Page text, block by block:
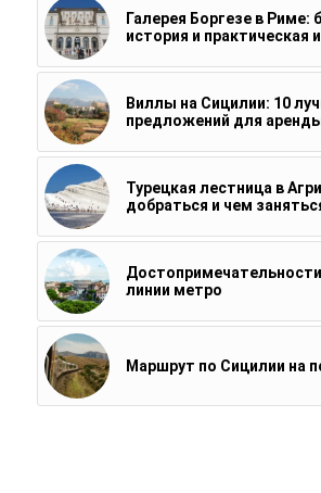
Галерея Боргезе в Риме:
история и практическая
Виллы на Сицилии: 10
предложений для
Турецкая лестница в
добраться и чем
линии метро
Маршрут по Сицилии на